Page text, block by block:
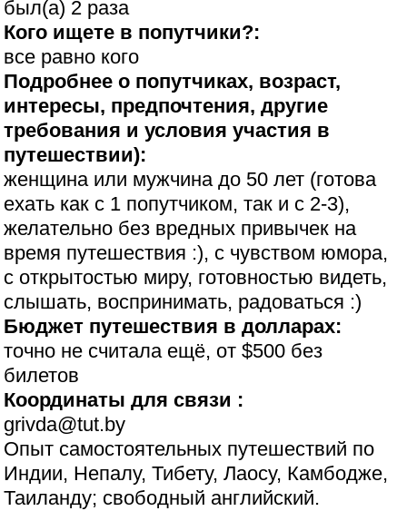
был(а) 2 раза
Кого ищете в попутчики?:
все равно кого
Подробнее о попутчиках, возраст,
интересы, предпочтения, другие
требования и условия участия в
путешествии):
женщина или мужчина до 50 лет (готова
ехать как с 1 попутчиком, так и с 2-3),
желательно без вредных привычек на
время путешествия :), с чувством юмора,
с открытостью миру, готовностью видеть,
слышать, воспринимать, радоваться :)
Бюджет путешествия в долларах:
точно не считала ещё, от $500 без
билетов
Координаты для связи :
grivda@tut.by
Опыт самостоятельных путешествий по
Индии, Непалу, Тибету, Лаосу, Камбодже,
Таиланду; свободный английский.